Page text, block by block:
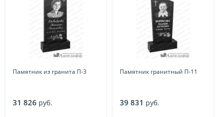
Памятник из гранита П-3
31 826 руб.
Памятник гранитный П-11
39 831 руб.